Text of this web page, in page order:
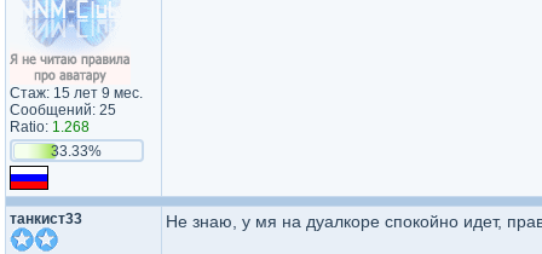
Стаж: 15 лет 9 мес.
Сообщений: 25
Ratio: 1.268
33.33%
танкист33 Не знаю, у мя на дуалкоре спокойно идет,